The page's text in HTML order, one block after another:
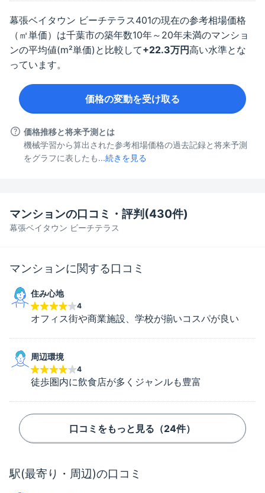
幕張ベイタウン ビーチテラス401の現在の参考相場価格
（㎡単価）は千葉市の築年数10年～20年未満のマンショ
ンの平均値(m²単価)と比較して+22.3万円高い水準とな
っています。
価格の変動を受け取る
価格推移と将来予測とは
機械学習から算出された参考相場価格の過去記録と将来予測
をグラフに表したも...続きを見る
幕張ベイタウン ビーチテラス
マンションの口コミ・評判(430件)
マンションに関する口コミ
住み心地
4
オフィス街や商業施設、学校が揃いコスパが良い
周辺環境
4
徒歩圏内に飲食店が多くジャンルも豊富
口コミをもっと見る（24件）
駅(最寄り・周辺)の口コミ